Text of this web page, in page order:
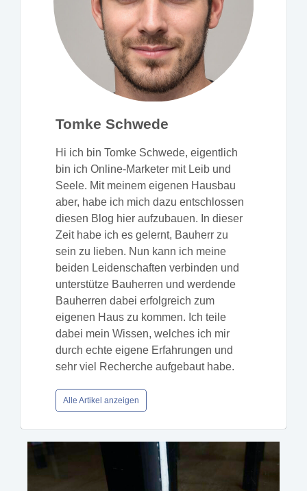
Tomke Schwede
Hi ich bin Tomke Schwede, eigentlich
bin ich Online-Marketer mit Leib und
Seele. Mit meinem eigenen Hausbau
aber, habe ich mich dazu entschlossen
diesen Blog hier aufzubauen. In dieser
Zeit habe ich es gelernt, Bauherr zu
sein zu lieben. Nun kann ich meine
beiden Leidenschaften verbinden und
unterstütze Bauherren und werdende
Bauherren dabei erfolgreich zum
eigenen Haus zu kommen. Ich teile
dabei mein Wissen, welches ich mir
durch echte eigene Erfahrungen und
sehr viel Recherche aufgebaut habe.
Alle Artikel anzeigen